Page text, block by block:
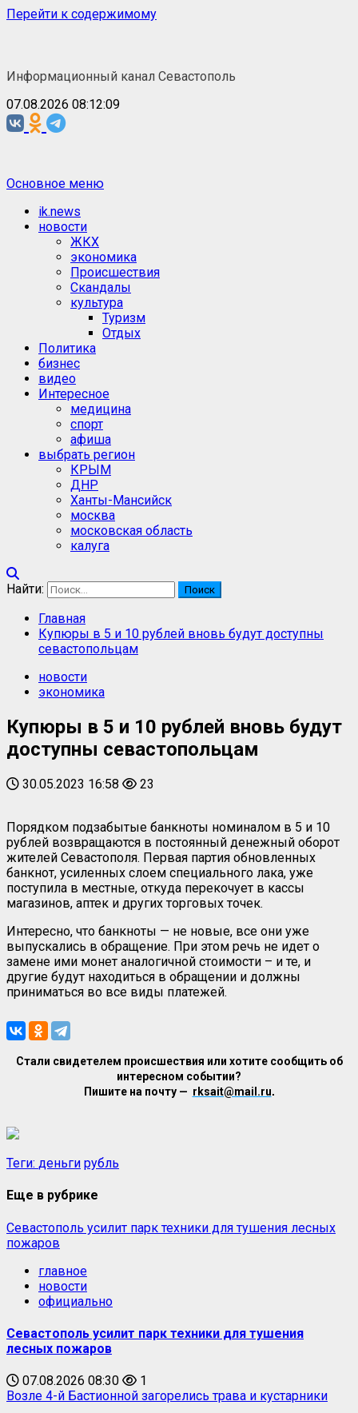
Перейти к содержимому
Информационный канал Севастополь
07.08.2026 08:12:09
Основное меню
ik.news
новости
ЖКХ
экономика
Происшествия
Скандалы
культура
Туризм
Отдых
Политика
бизнес
видео
Интересное
медицина
спорт
афиша
выбрать регион
КРЫМ
ДНР
Ханты-Мансийск
москва
московская область
калуга
Найти:
Главная
Купюры в 5 и 10 рублей вновь будут доступны
севастопольцам
новости
экономика
Купюры в 5 и 10 рублей вновь будут
доступны севастопольцам
30.05.2023 16:58 23
Порядком подзабытые банкноты номиналом в 5 и 10
рублей возвращаются в постоянный денежный оборот
жителей Севастополя. Первая партия обновленных
банкнот, усиленных слоем специального лака, уже
поступила в местные, откуда перекочует в кассы
магазинов, аптек и других торговых точек.
Интересно, что банкноты — не новые, все они уже
выпускались в обращение. При этом речь не идет о
замене ими монет аналогичной стоимости – и те, и
другие будут находиться в обращении и должны
приниматься во все виды платежей.
Стали свидетелем происшествия или хотите сообщить об
интересном событии?
Пишите на почту — rksait@mail.ru.
Теги: деньги рубль
Еще в рубрике
Севастополь усилит парк техники для тушения лесных
пожаров
главное
новости
официально
Севастополь усилит парк техники для тушения
лесных пожаров
07.08.2026 08:30
1
Возле 4-й Бастионной загорелись трава и кустарники